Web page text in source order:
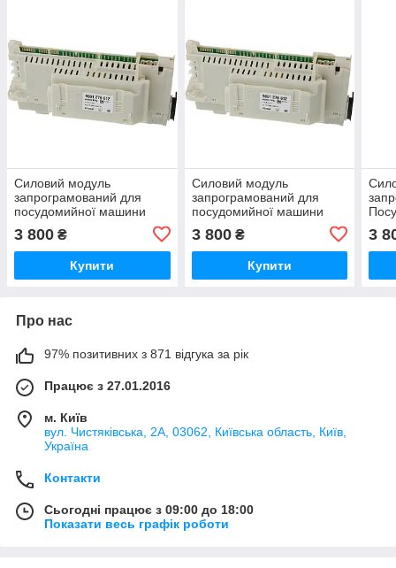
Силовий модуль
запрограмований для
посудомийної машини
3 800 ₴
Купити
Силовий модуль
запрограмований для
посудомийної машини
3 800₴
Купити
3
Про нас
97% позитивних з 871 відгука за рік
Працює з 27.01.2016
м. Київ
вул. Чистяківська, 2А, 03062, Київська область, Київ,
Україна
Контакти
Сьогодні працює з 09:00 до 18:00
Показати весь графік роботи